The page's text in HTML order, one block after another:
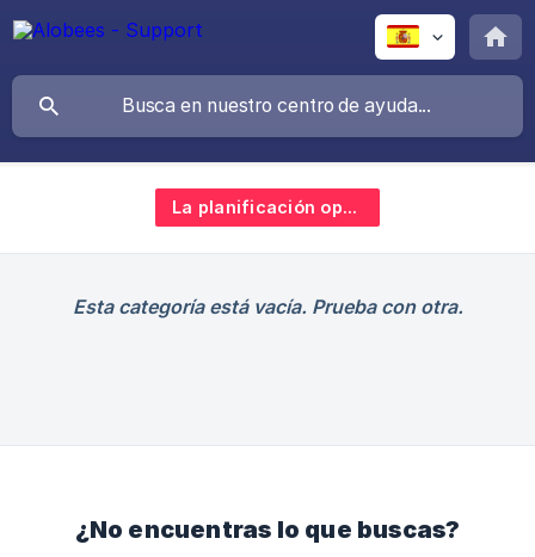
La planificación operativa (Suscripción estándar)
Esta categoría está vacía. Prueba con otra.
¿No encuentras lo que buscas?